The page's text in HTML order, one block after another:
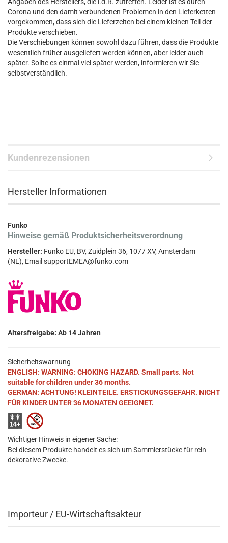
Corona und den damit verbundenen Problemen in den Lieferketten
vorgekommen, dass sich die Lieferzeiten bei einem kleinen Teil der
Produkte verschieben.
Die Verschiebungen können sowohl dazu führen, dass die Produkte
wesentlich früher ausgeliefert werden können, aber leider auch
später. Sollte es einmal viel später werden, informieren wir Sie
selbstverständlich.
Kundenrezensionen
Hersteller Informationen
Funko
Hinweise gemäß Produktsicherheitsverordnung
Hersteller: Funko EU, BV, Zuidplein 36, 1077 XV, Amsterdam
(NL), Email supportEMEA@funko.com
Altersfreigabe: Ab 14 Jahren
Sicherheitswarnung
ENGLISH: WARNING: CHOKING HAZARD. Small parts. Not
suitable for children under 36 months.
GERMAN: ACHTUNG! KLEINTEILE. ERSTICKUNGSGEFAHR. NICHT
FÜR KINDER UNTER 36 MONATEN GEEIGNET.
Wichtiger Hinweis in eigener Sache:
Bei diesem Produkte handelt es sich um Sammlerstücke für rein
dekorative Zwecke.
Importeur / EU-Wirtschaftsakteur